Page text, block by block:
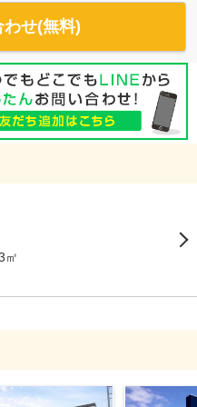
わせ(無料)
㎡